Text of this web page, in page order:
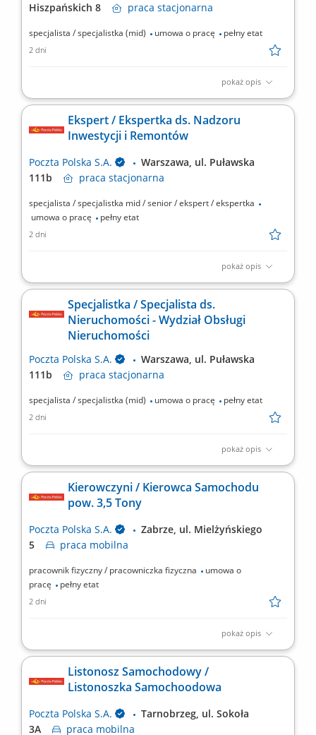
Hiszpańskich 8
praca stacjonarna
specjalista / specjalistka (mid) umowa o pracę pełny etat
2 dni
pokaż opis
Miejsce pracy: Warszawa, ul. Rodziny Hiszpańskich 8; jednostka
pracę na cały etat, praca stacjonarna od poniedziałku do piątku
Twoje zadania: przygotowywanie analiz dotyczących organów
Ekspert / Ekspertka ds. Nadzoru
Inwestycji i Remontów
Poczta Polska S.A.
Warszawa, ul. Puławska
111b
praca stacjonarna
specjalista / specjalistka mid / senior / ekspert / ekspertka
umowa o pracę
pełny etat
2 dni
pokaż opis
Miejsce pracy: Warszawa ul. Puławska 111b Rodzaj zatrudnienia:
udział w konstruowaniu rocznych i wieloletnich planów
inwestycyjnych i remontowych, techniczna ocena budynków i
terenów wraz z infrastrukturą w zakresie funkcjonowania i...
Specjalistka / Specjalista ds.
Nieruchomości - Wydział Obsługi
Nieruchomości
Poczta Polska S.A.
Warszawa, ul. Puławska
111b
praca stacjonarna
specjalista / specjalistka (mid) umowa o pracę pełny etat
2 dni
pokaż opis
Miejsce pracy: Warszawa ul. Puławska 111b, Biuro Utrzymania
zatrudnienia: umowa o pracę, pełen etat, praca stacjonarna
Twoje zadania: nadzór nad prawidłowością prowadzenia
Kierowczyni / Kierowca Samochodu
pow. 3,5 Tony
Poczta Polska S.A.
Zabrze, ul. Mielżyńskiego
5
praca mobilna
pracownik fizyczny / pracowniczka fizyczna
umowa o
pracę
pełny etat
2 dni
pokaż opis
Rodzaj zatrudnienia: umowa o pracę, 1 etat, równoważny system
3,5 tony, prowadzenie dokumentacji pojazdu i dbałość o jego
stan techniczny, załadunek i rozładunek przesyłek pocztowych
Listonosz Samochodowy /
Listonoszka Samochoodowa
Poczta Polska S.A.
Tarnobrzeg, ul. Sokoła
3A
praca mobilna